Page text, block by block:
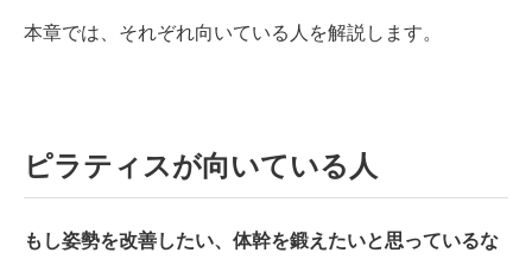
本章では、それぞれ向いている人を解説します。
ピラティスが向いている人
もし姿勢を改善したい、体幹を鍛えたいと思っているな